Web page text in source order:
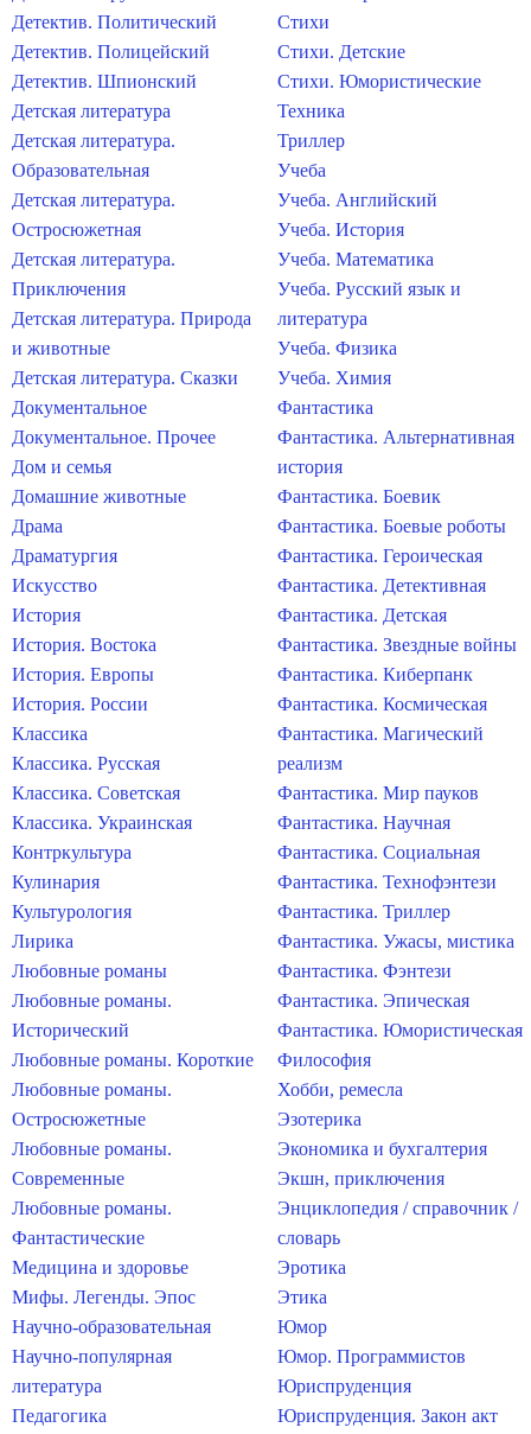
Детектив. Политический
Детектив. Полицейский
Детектив. Шпионский
Детская литература
Детская литература.
Образовательная
Детская литература.
Остросюжетная
Детская литература.
Приключения
Детская литература. Природа
и животные
Детская литература. Сказки
Документальное
Документальное. Прочее
Дом и семья
Домашние животные
Драма
Драматургия
Искусство
История
История. Востока
История. Европы
История. России
Классика
Классика. Русская
Классика. Советская
Классика. Украинская
Контркультура
Кулинария
Культурология
Лирика
Любовные романы
Любовные романы.
Исторический
Любовные романы. Короткие
Любовные романы.
Остросюжетные
Любовные романы.
Современные
Любовные романы.
Фантастические
Медицина и здоровье
Мифы. Легенды. Эпос
Научно-образовательная
Научно-популярная
литература
Педагогика
Стихи
Стихи. Детские
Стихи. Юмористические
Техника
Триллер
Учеба
Учеба. Английский
Учеба. История
Учеба. Математика
Учеба. Русский язык и
литература
Учеба. Физика
Учеба. Химия
Фантастика
Фантастика. Альтернативная
история
Фантастика. Боевик
Фантастика. Боевые роботы
Фантастика. Героическая
Фантастика. Детективная
Фантастика. Детская
Фантастика. Звездные войны
Фантастика. Киберпанк
Фантастика. Космическая
Фантастика. Магический
реализм
Фантастика. Мир пауков
Фантастика. Научная
Фантастика. Социальная
Фантастика. Технофэнтези
Фантастика. Триллер
Фантастика. Ужасы, мистика
Фантастика. Фэнтези
Фантастика. Эпическая
Фантастика. Юмористическая
Философия
Хобби, ремесла
Эзотерика
Экономика и бухгалтерия
Экшн, приключения
Энциклопедия / справочник /
словарь
Эротика
Этика
Юмор
Юмор. Программистов
Юриспруденция
Юриспруденция. Закон акт